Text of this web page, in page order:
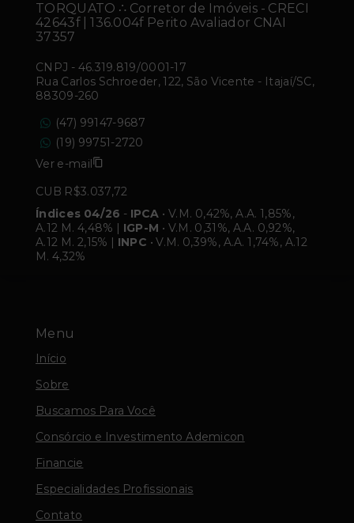
Menu
Início
Sobre
Buscamos Para Você
Consórcio e Investimento Ademicon
Financie
Especialidades Profissionais
Contato
TORQUATO ∴ Corretor de Imóveis - CRECI
42643f | 136.004f Perito Avaliador CNAI
37357
CNPJ - 46.319.819/0001-17
Rua Carlos Schroeder, 122, São Vicente - Itajaí/SC,
88309-260
(47) 99147-9687
(19) 99751-2720
Ver e-mail
CUB R$3.037,72
Índices 04/26 - IPCA • V.M. 0,42%, A.A. 1,85%,
A.12 M. 4,48% | IGP-M • V.M. 0,31%, A.A. 0,92%,
A.12 M. 2,15% | INPC • V.M. 0,39%, A.A. 1,74%, A.12
M. 4,32%